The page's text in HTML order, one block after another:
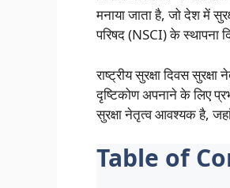
मनाया जाता है, जो देश में
परिषद (NSCI) के स्थापना
राष्ट्रीय सुरक्षा दिवस
दृष्टिकोण अपनाने के लिए
सुरक्षा नेतृत्व आवश्यक है,
Table of